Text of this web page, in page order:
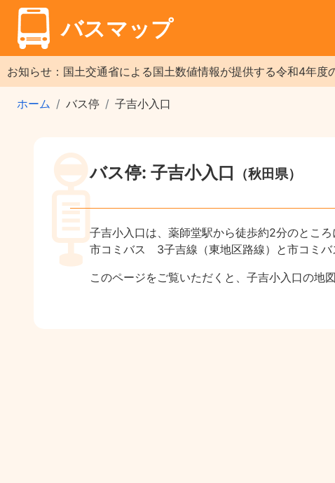
バスマップ
お知らせ：国土交通省による国土数値情報が提供する令和4年度
ホーム バス停 子吉小入口
バス停: 子吉小入口 （秋田県）
子吉小入口は、薬師堂駅から徒歩約2分のところ
市コミバス 3子吉線（東地区路線）と市コミ
このページをご覧いただくと、子吉小入口の地